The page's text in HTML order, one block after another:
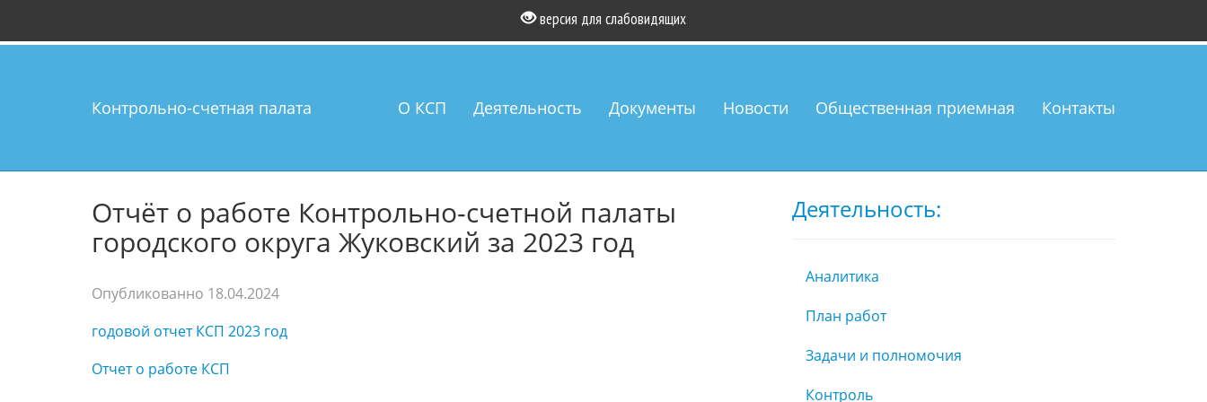
версия для слабовидящих
Контрольно-счетная палата О КСП Деятельность Документы Новости Общественная приемная Контакты
Отчёт о работе Контрольно-счетной палаты
городского округа Жуковский за 2023 год
Опубликованно 18.04.2024
годовой отчет КСП 2023 год
Отчет о работе КСП
Деятельность:
Аналитика
План работ
Задачи и полномочия
Контроль